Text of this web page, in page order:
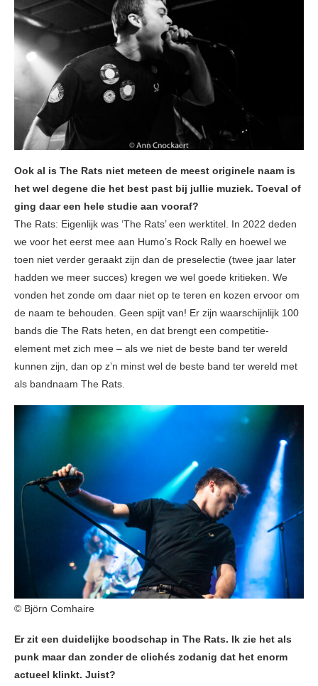
Ook al is The Rats niet meteen de meest originele naam is
het wel degene die het best past bij jullie muziek. Toeval of
ging daar een hele studie aan vooraf?
The Rats: Eigenlijk was ‘The Rats’ een werktitel. In 2022 deden
we voor het eerst mee aan Humo’s Rock Rally en hoewel we
toen niet verder geraakt zijn dan de preselectie (twee jaar later
hadden we meer succes) kregen we wel goede kritieken. We
vonden het zonde om daar niet op te teren en kozen ervoor om
de naam te behouden. Geen spijt van! Er zijn waarschijnlijk 100
bands die The Rats heten, en dat brengt een competitie-
element met zich mee – als we niet de beste band ter wereld
kunnen zijn, dan op z’n minst wel de beste band ter wereld met
als bandnaam The Rats.
© Björn Comhaire
Er zit een duidelijke boodschap in The Rats. Ik zie het als
punk maar dan zonder de clichés zodanig dat het enorm
actueel klinkt. Juist?